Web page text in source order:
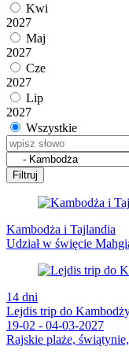
Kwi
2027
Maj
2027
Cze
2027
Lip
2027
Wszystkie
Filtruj
Kambodża i Tajlandia
Udział w święcie
14 dni
Lejdis trip do
19-02 - 04-03-2027
Rajskie plaże,